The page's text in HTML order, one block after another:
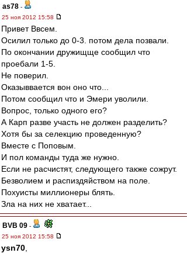
as78 -
25 ноя 2012 15:58
Привет Ввсем.
Осилил только до 0-3. потом дела позвали.
По окончании дружищще сообщил что
проебали 1-5.
Не поверил.
Оказыввается вон оно что...
Потом сообщил что и Эмери уволили.
Вопрос, только одного его?
А Карп разве участь не должен разделить?
Хотя бы за селекцию проведенную?
Вместе с Поповым.
И пол команды туда же нужно.
Если не расчистят, следующего также сожрут.
Безволием и распиздяйством на поле.
Похуисты миллионеры блять.
Зла на них не хватает...
BVB 09 -
25 ноя 2012 15:58
ysn70